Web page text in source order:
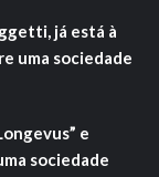
já está à
uma sociedade
e
sociedade